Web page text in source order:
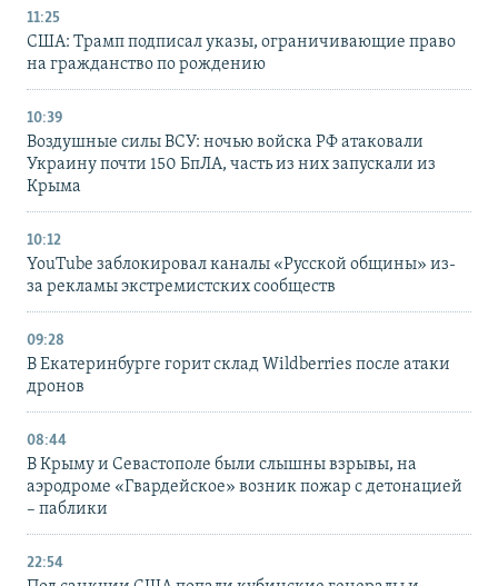
11:25
США: Трамп подписал указы, ограничивающие право
на гражданство по рождению
10:39
Воздушные силы ВСУ: ночью войска РФ атаковали
Украину почти 150 БпЛА, часть из них запускали из
Крыма
10:12
YouTube заблокировал каналы «Русской общины» из-
за рекламы экстремистских сообществ
09:28
В Екатеринбурге горит склад Wildberries после атаки
дронов
08:44
В Крыму и Севастополе были слышны взрывы, на
аэродроме «Гвардейское» возник пожар с детонацией
– паблики
22:54